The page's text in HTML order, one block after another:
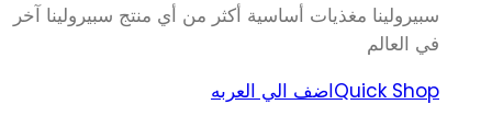
سبيرولينا مغذيات أساسية أكثر من أي منتج سبيرولينا آخر
في العالم
Quick Shopاضف الي العربه